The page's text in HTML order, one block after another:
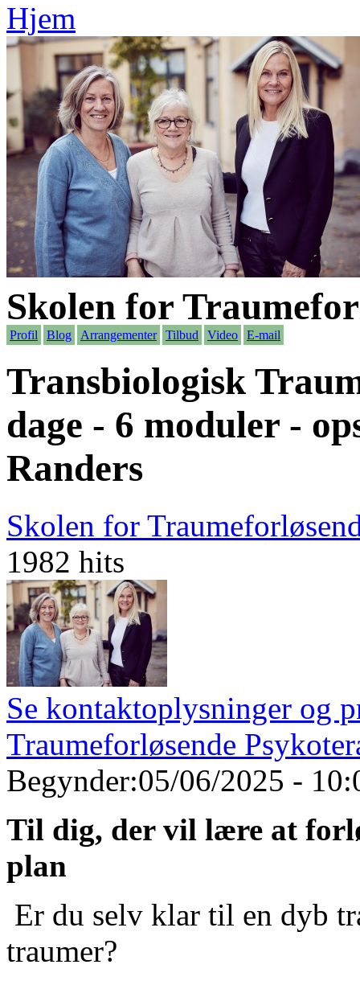
Hjem
Skolen for
Profil Blog Arrangementer Tilbud Video E-mail
Transbiologisk
dage - 6 moduler -
Randers
Skolen for
1982 hits
Se kontaktoplysninger og
Traumeforløsende
Begynder:05/06/2025 -
Til dig, der vil lære at
plan
Er du selv klar til en dyb
traumer?